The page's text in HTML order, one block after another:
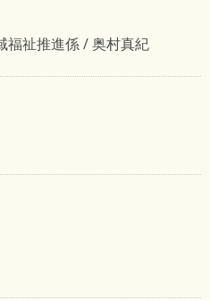
福祉推進係 / 奥村真紀